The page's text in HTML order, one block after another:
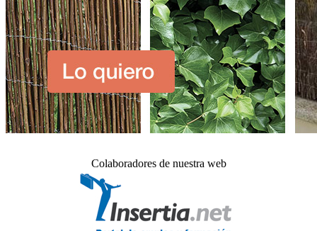
Colaboradores de nuestra web